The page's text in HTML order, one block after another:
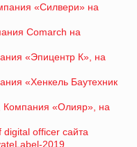
«Силвери» на
Comarch на
«Эпицентр К», на
«Хенкель Баутехник
Компания «Олияр», на
officer сайта
2019